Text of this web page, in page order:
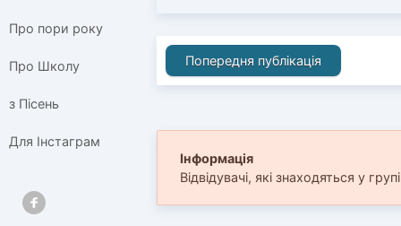
Про пори року
Про Школу
з Пісень
Для Інстаграм
Попередня публікація
Інформація
Відвідувачі, які знаходяться у групі